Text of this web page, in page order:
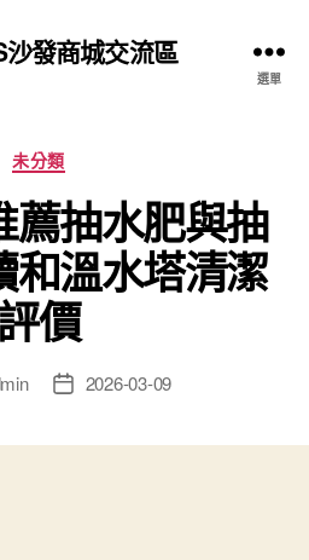
沙發商城交流區
選單
分
類
未分類
薦抽水肥與抽
和溫水塔清潔
價
文 2026-03-09